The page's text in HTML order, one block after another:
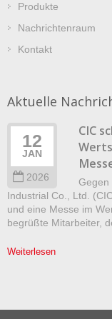
Produkte
Nachrichtenraum
Kontakt
Aktuelle
12
JAN
2026
CIC
Gegen
Industrial Co., Ltd.
und eine Messe im
begrüßte Mitarbeiter,
Weiterlesen